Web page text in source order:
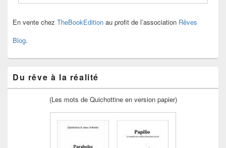
En vente chez TheBookEdition au profit de l’association Rêves
Blog.
Du rêve à la réalité
(Les mots de Quichottine en version papier)